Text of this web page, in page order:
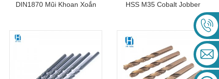
DIN1870 Mũi Khoan Xoắn
Dài Để Khoan Kim Loại
HSS M35 Cobalt Jobber
Chiều Dài Thân Thẳng Mũi
Khoan Xoắn Để Khoan Kim
Loại Thép Không Gỉ